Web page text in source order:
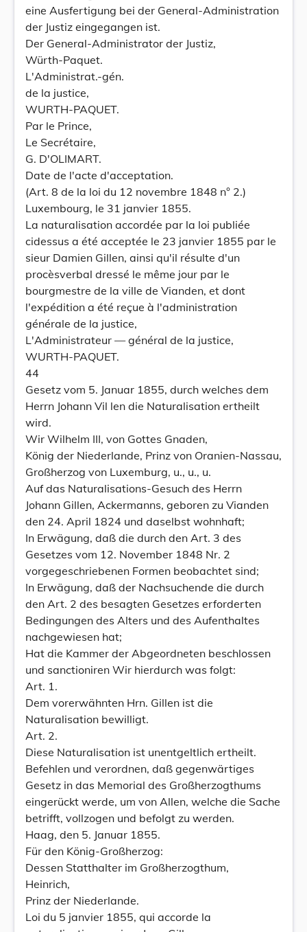
eine Ausfertigung bei der General-Administration
der Justiz eingegangen ist.
Der General-Administrator der Justiz,
Würth-Paquet.
L'Administrat.-gén.
de la justice,
WURTH-PAQUET.
Par le Prince,
Le Secrétaire,
G. D'OLIMART.
Date de l'acte d'acceptation.
(Art. 8 de la loi du 12 novembre 1848 n° 2.)
Luxembourg, le 31 janvier 1855.
La naturalisation accordée par la loi publiée
cidessus a été acceptée le 23 janvier 1855 par le
sieur Damien Gillen, ainsi qu'il résulte d'un
procèsverbal dressé le même jour par le
bourgmestre de la ville de Vianden, et dont
l'expédition a été reçue à l'administration
générale de la justice,
L'Administrateur — général de la justice,
WURTH-PAQUET.
44
Gesetz vom 5. Januar 1855, durch welches dem
Herrn Johann Vil len die Naturalisation ertheilt
wird.
Wir Wilhelm III, von Gottes Gnaden,
König der Niederlande, Prinz von Oranien-Nassau,
Großherzog von Luxemburg, u., u., u.
Auf das Naturalisations-Gesuch des Herrn
Johann Gillen, Ackermanns, geboren zu Vianden
den 24. April 1824 und daselbst wohnhaft;
In Erwägung, daß die durch den Art. 3 des
Gesetzes vom 12. November 1848 Nr. 2
vorgegeschriebenen Formen beobachtet sind;
In Erwägung, daß der Nachsuchende die durch
den Art. 2 des besagten Gesetzes erforderten
Bedingungen des Alters und des Aufenthaltes
nachgewiesen hat;
Hat die Kammer der Abgeordneten beschlossen
und sanctioniren Wir hierdurch was folgt:
Art. 1.
Dem vorerwähnten Hrn. Gillen ist die
Naturalisation bewilligt.
Art. 2.
Diese Naturalisation ist unentgeltlich ertheilt.
Befehlen und verordnen, daß gegenwärtiges
Gesetz in das Memorial des Großherzogthums
eingerückt werde, um von Allen, welche die Sache
betrifft, vollzogen und befolgt zu werden.
Haag, den 5. Januar 1855.
Für den König-Großherzog:
Dessen Statthalter im Großherzogthum,
Heinrich,
Prinz der Niederlande.
Loi du 5 janvier 1855, qui accorde la